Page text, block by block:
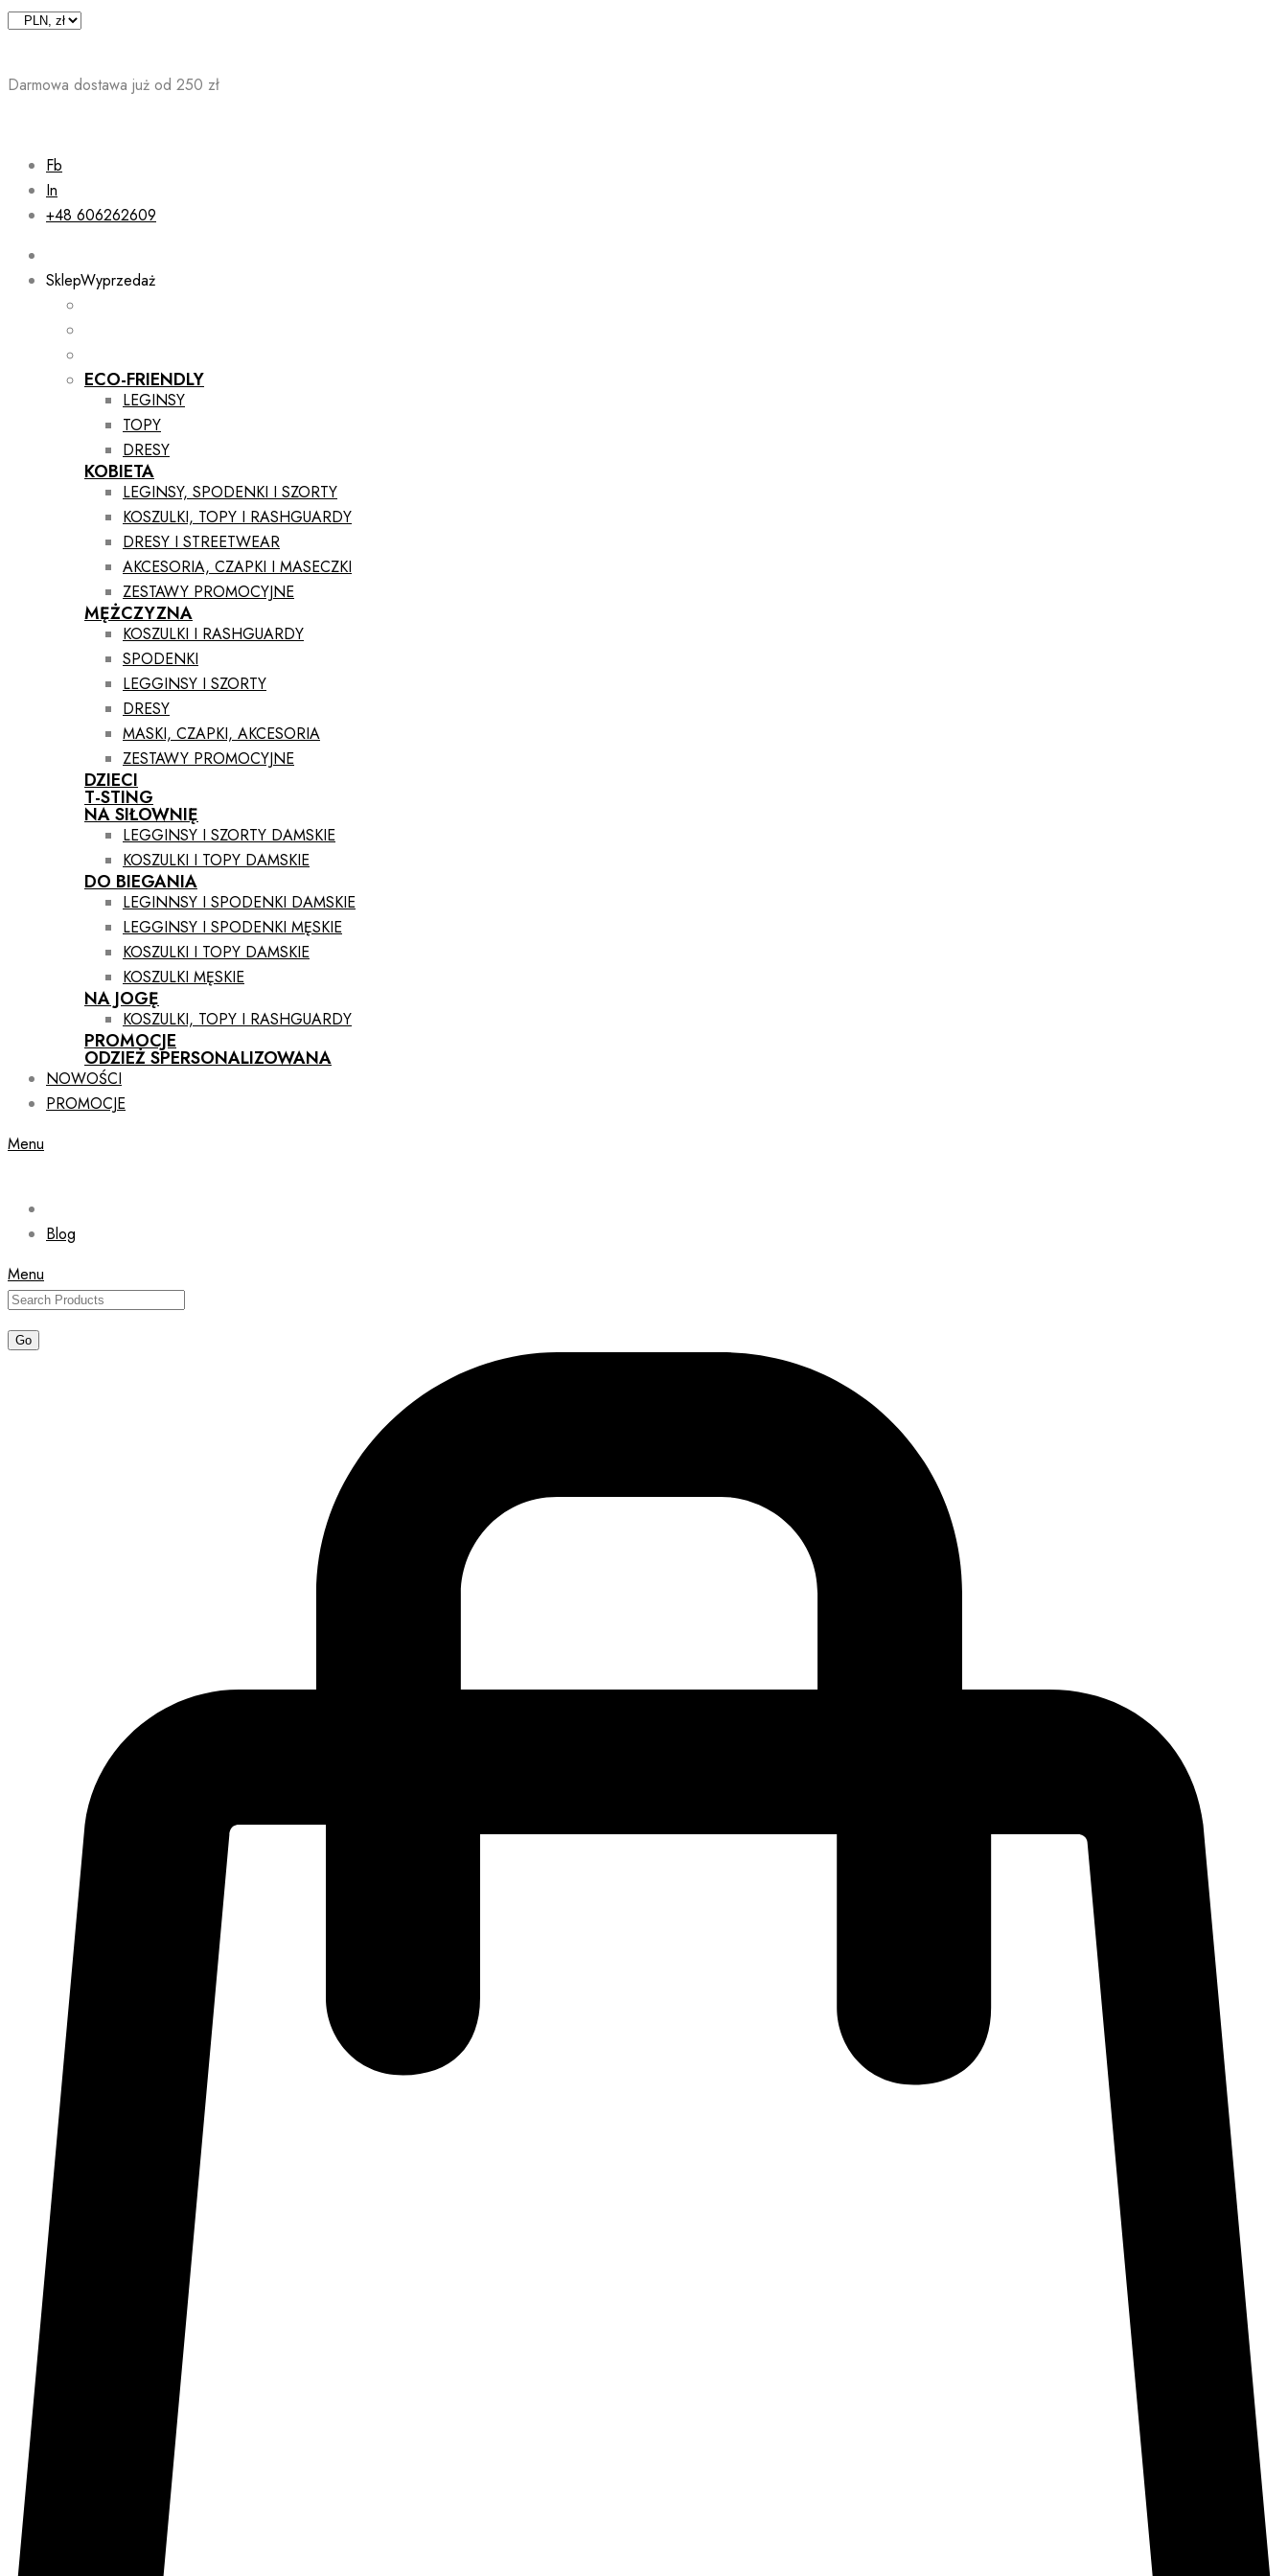
Skip
Darmowa dostawa już od 250 zł
Fb
In
+48 606262609
SklepWyprzedaż
ECO-FRIENDLY
LEGINSY
TOPY
DRESY
KOBIETA
LEGINSY, SPODENKI I SZORTY
KOSZULKI, TOPY I RASHGUARDY
DRESY I STREETWEAR
AKCESORIA, CZAPKI I MASECZKI
ZESTAWY PROMOCYJNE
MĘŻCZYZNA
KOSZULKI I RASHGUARDY
SPODENKI
LEGGINSY I SZORTY
DRESY
MASKI, CZAPKI, AKCESORIA
ZESTAWY PROMOCYJNE
DZIECI
T-STING
NA SIŁOWNIĘ
LEGGINSY I SZORTY DAMSKIE
KOSZULKI I TOPY DAMSKIE
DO BIEGANIA
LEGINNSY I SPODENKI DAMSKIE
LEGGINSY I SPODENKI MĘSKIE
KOSZULKI I TOPY DAMSKIE
KOSZULKI MĘSKIE
NA JOGĘ
KOSZULKI, TOPY I RASHGUARDY
PROMOCJE
ODZIEŻ SPERSONALIZOWANA
NOWOŚCI
PROMOCJE
Menu
Blog
Menu